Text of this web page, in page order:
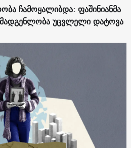
ჩამოყალიბდა: ფაშინიანმა
უცვლელი დატოვა